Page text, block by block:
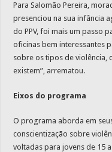
Para Salomão Pereira,
presenciou na sua infância
do PPV, foi mais um passo
oficinas bem interessantes
sobre os tipos de violência,
existem”, arrematou.
Eixos do programa
O programa aborda em
conscientização sobre
voltadas para jovens de 15